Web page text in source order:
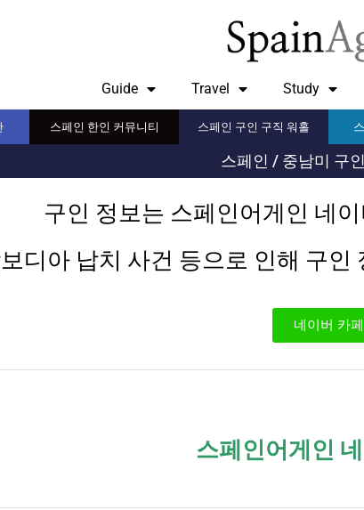
Guide Travel Study
스페인 한인 커뮤니티 스페인 구인 구직 워홀
스페인 / 중남미 구
구인 정보는 스페인어게인 네
디아 납치 사건 등으로 인해 구
네이버 카페
스페인어게인